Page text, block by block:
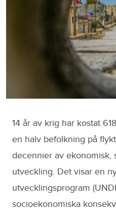
14 år av krig har kostat
en halv befolkning på
decennier av ekonomisk,
utveckling. Det visar en
utvecklingsprogram
socioekonomiska